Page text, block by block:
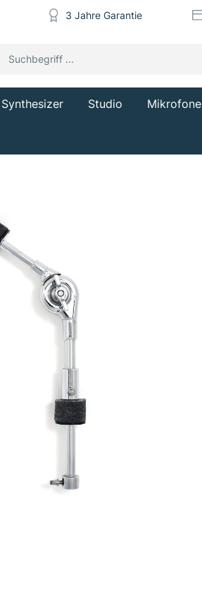
3 Jahre Garantie
Synthesizer Studio Mikrofone